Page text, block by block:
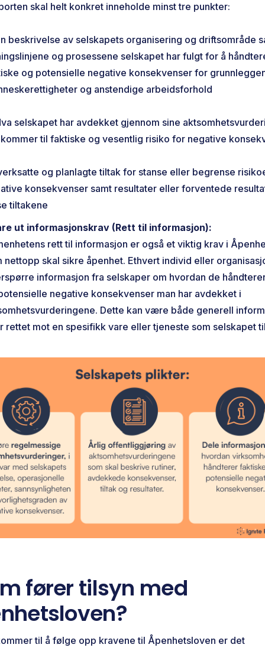
skal helt konkret inneholde minst tre punkter:
beskrivelse av selskapets organisering og driftsområde
og prosessene selskapet har fulgt for å
og potensielle negative konsekvenser for
og anstendige arbeidsforhold
selskapet har avdekket gjennom sine
til faktiske og vesentlig risiko for negative
og planlagte tiltak for stanse eller begrense
konsekvenser samt resultater eller forventede
tiltakene
ut informasjonskrav (Rett til informasjon):
rett til informasjon er også et viktig krav i
nettopp skal sikre åpenhet. Ethvert individ eller
informasjon fra selskaper om hvordan de
negative konsekvenser man har avdekket i
Dette kan være både generell
rettet mot en spesifikk vare eller tjeneste som selskapet
fører tilsyn med
til å følge opp kravene til Åpenhetsloven er det